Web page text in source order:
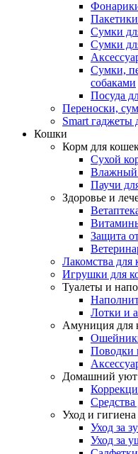
Сумки
Сумки
Сумки,
собаками
Посуда
Переноски,
Smart гаджеты
Кошки
Корм для
Сухой
Влажный
Паучи
Здоровье и
Защита
Лакомства для
Игрушки для
Туалеты и
Лотки и
Амуниция для
Поводки
Домашний уют
Средства
Уход и
Уход за
Уход за